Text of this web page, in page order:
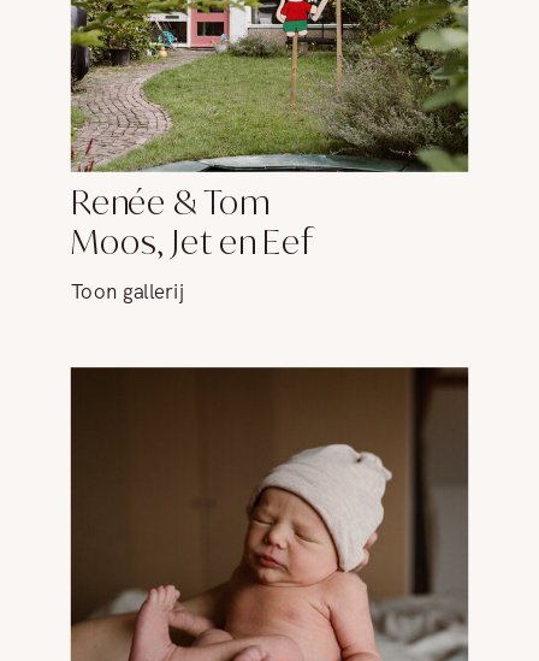
Toon gallerij
Renée & Tom
Moos, Jet en Eef